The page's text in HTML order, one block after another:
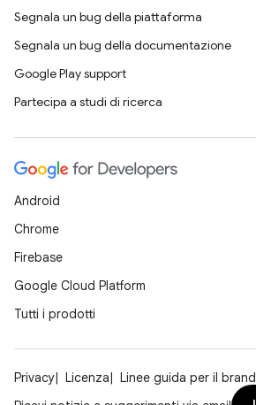
Segnala un bug della piattaforma
Segnala un bug della documentazione
Google Play support
Partecipa a studi di ricerca
Android
Chrome
Firebase
Google Cloud Platform
Tutti i prodotti
Privacy Licenza Linee guida per il brand